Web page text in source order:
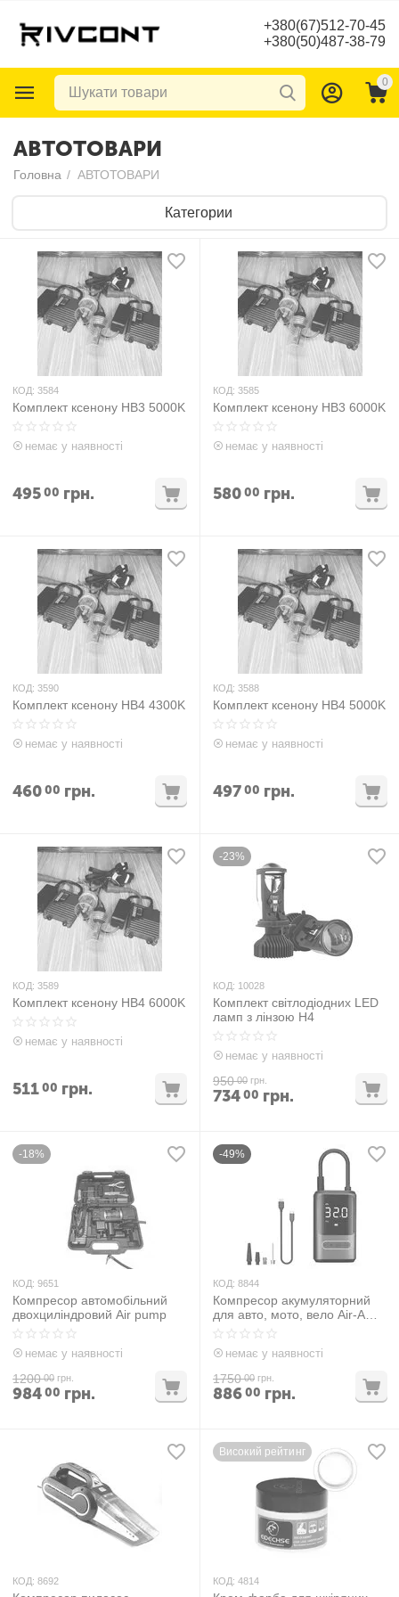
+380(67)512-70-45
+380(50)487-38-79
0
АВТОТОВАРИ
Головна / АВТОТОВАРИ
Категории
КОД: 3584
Комплект ксенону HB3 5000K
немає у наявності
49500 грн.
КОД: 3585
Комплект ксенону HB3 6000K
немає у наявності
58000 грн.
КОД: 3590
Комплект ксенону HB4 4300K
немає у наявності
46000 грн.
КОД: 3588
Комплект ксенону HB4 5000K
немає у наявності
49700 грн.
КОД: 3589
Комплект ксенону HB4 6000K
немає у наявності
51100 грн.
-23%
КОД: 10028
Комплект світлодіодних LED
ламп з лінзою H4
немає у наявності
950 00 грн.
73400 грн.
-18%
КОД: 9651
Компресор автомобільний
двохциліндровий Air pump
немає у наявності
1200 00 грн.
98400 грн.
-49%
КОД: 8844
Компресор акумуляторний
для авто, мото, вело Air-A
8466
немає у наявності
1750 00 грн.
88600 грн.
КОД: 8692
Високий рейтинг
КОД: 4814